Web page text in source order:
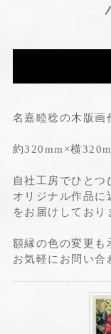
名嘉睦稔の木版画
約320mm×横
自社工房でひとつ
オリジナル作品に
をお届けしており
額縁の色の変更も
お気軽にお問い合